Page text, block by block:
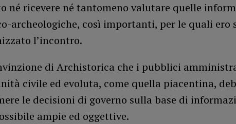
né ricevere né tantomeno valutare quelle
archeologiche, così importanti, per le quali ero
l’incontro.
di Archistorica che i pubblici
civile ed evoluta, come quella piacentina,
le decisioni di governo sulla base di
ampie ed oggettive.